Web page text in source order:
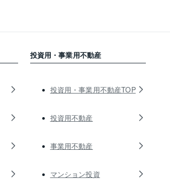
投資用・事業用不動産
投資用・事業用不動産TOP
投資用不動産
事業用不動産
マンション投資